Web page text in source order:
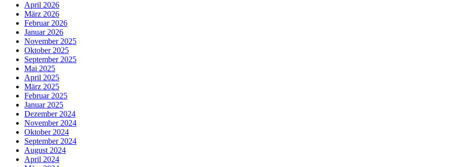
April 2026
März 2026
Februar 2026
Januar 2026
November 2025
Oktober 2025
September 2025
Mai 2025
April 2025
März 2025
Februar 2025
Januar 2025
Dezember 2024
November 2024
Oktober 2024
September 2024
August 2024
April 2024